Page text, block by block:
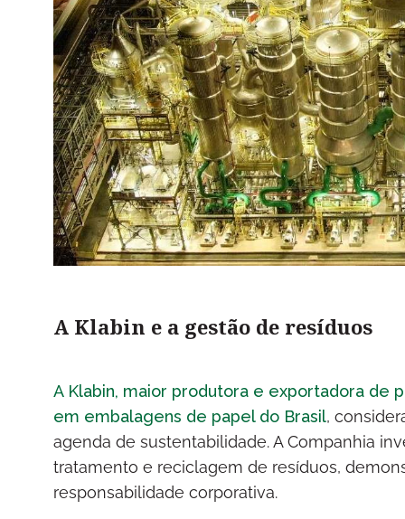
A Klabin e a gestão de resíduos
A Klabin, maior produtora e exportadora de
em embalagens de papel do Brasil,
agenda de sustentabilidade. A Companhia
tratamento e reciclagem de resíduos,
responsabilidade corporativa.